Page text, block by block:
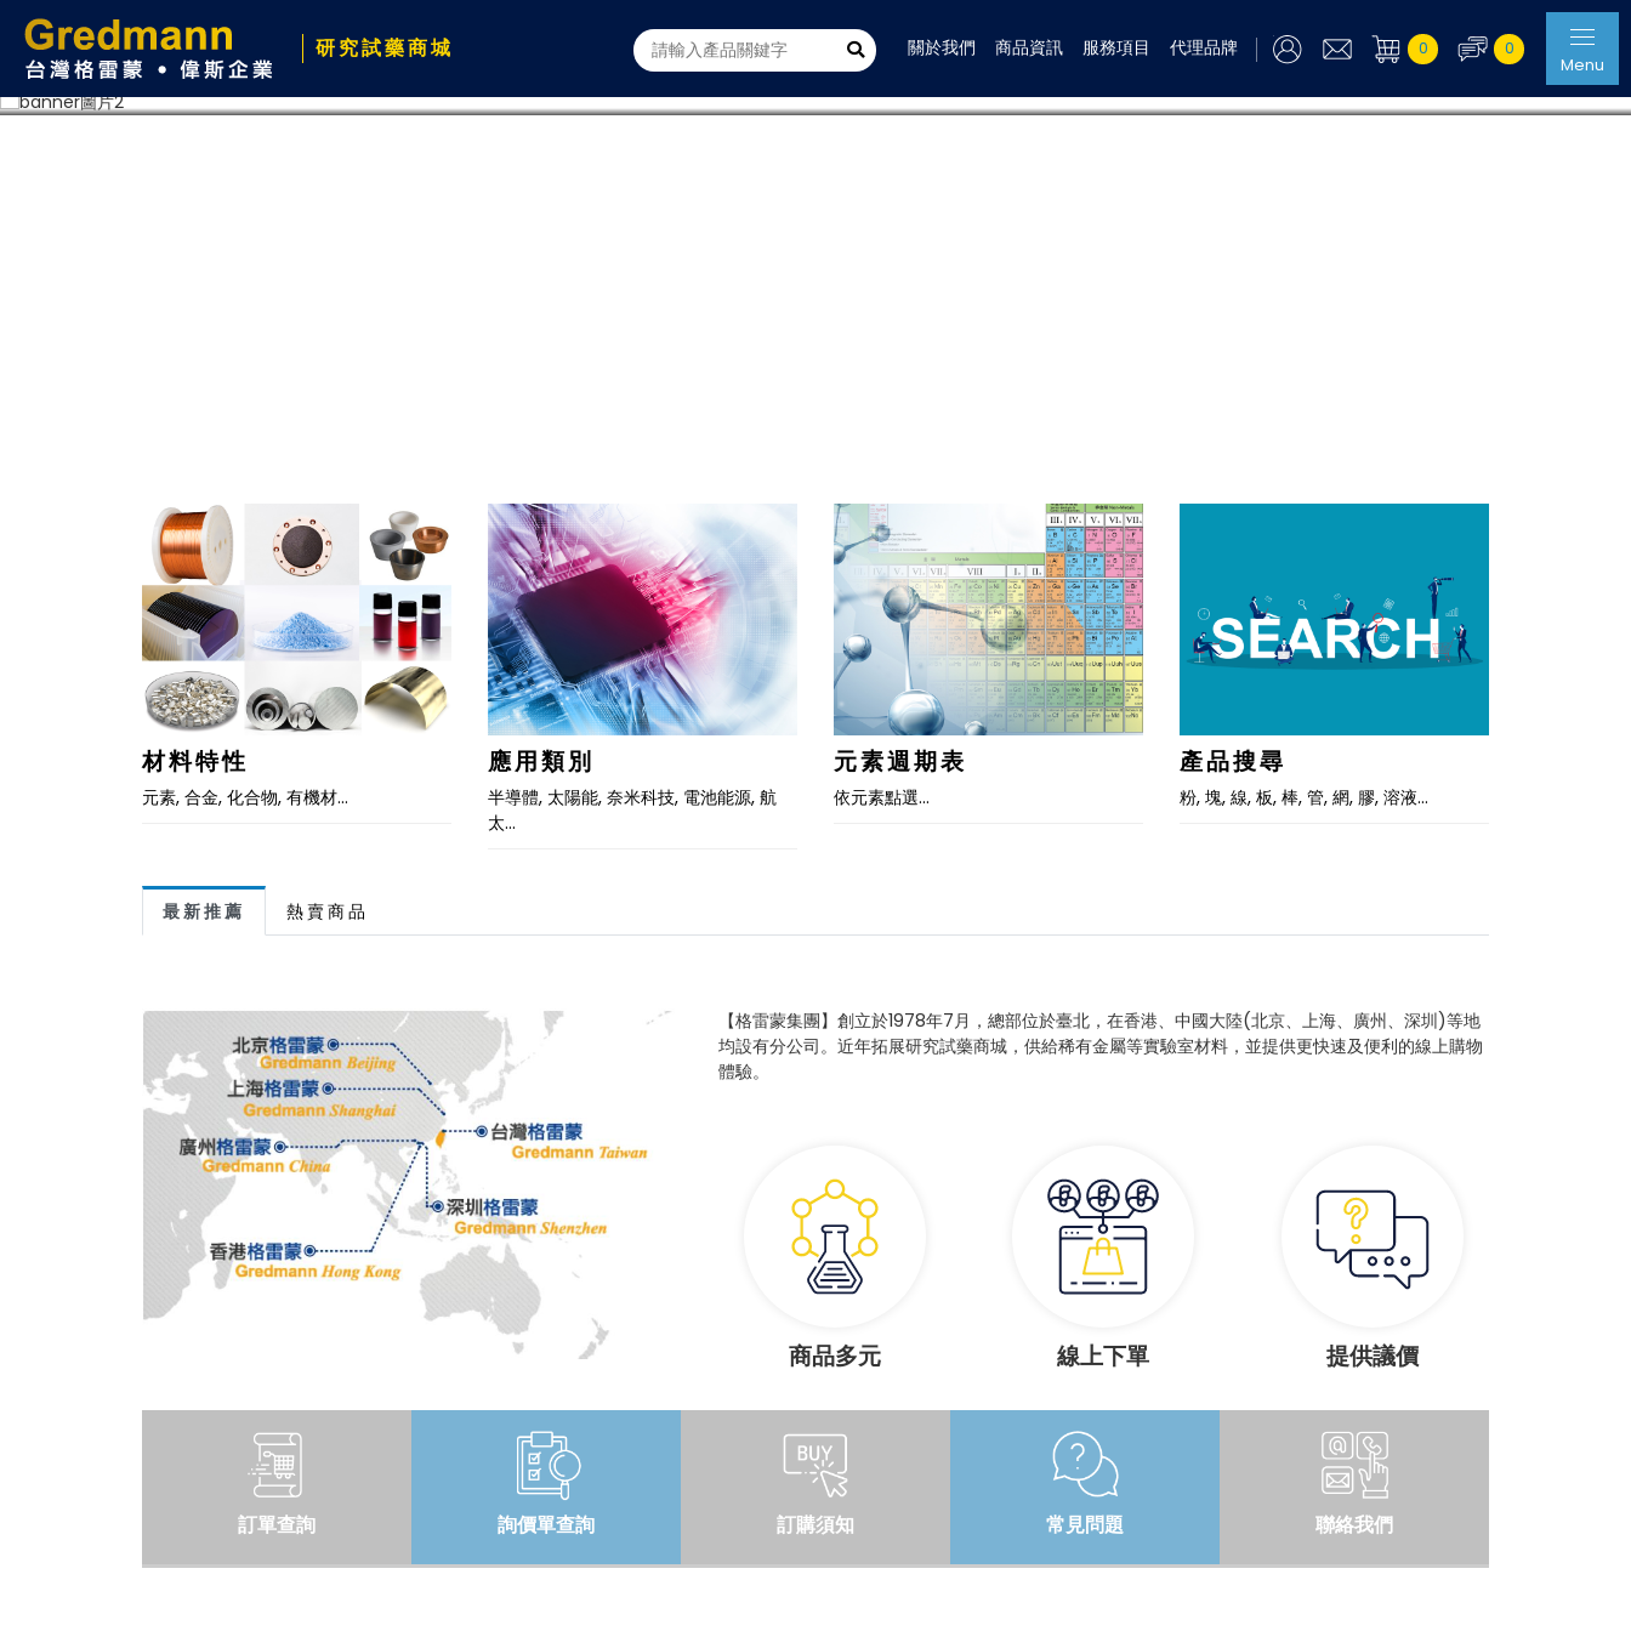
研究試藥商城 關於我們 商品資訊 服務項目 代理品牌 0
0
Menu
材料特性
元素, 合金, 化合物, 有機材…
應用類別
半導體, 太陽能, 奈米科技, 電池能源, 航
太…
元素週期表
依元素點選…
產品搜尋
粉, 塊, 線, 板, 棒, 管, 網, 膠, 溶液…
最新推薦 熱賣商品
【格雷蒙集團】創立於1978年7月，總部位於臺北，在香港、中國大陸(北京、上海、廣州、深圳)等地
均設有分公司。近年拓展研究試藥商城，供給稀有金屬等實驗室材料，並提供更快速及便利的線上購物
體驗。
商品多元 線上下單 提供議價
訂單查詢 詢價單查詢 訂購須知 常見問題 聯絡我們